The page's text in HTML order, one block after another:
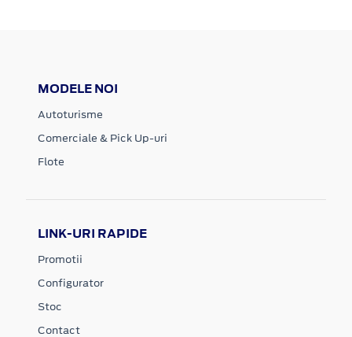
MODELE NOI
Autoturisme
Comerciale & Pick Up-uri
Flote
LINK-URI RAPIDE
Promotii
Configurator
Stoc
Contact